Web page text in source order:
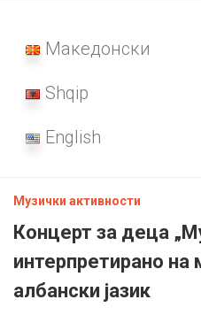
Македонски
Shqip
English
Музички активности
Концерт за деца
интерпретирано на
албански јазик